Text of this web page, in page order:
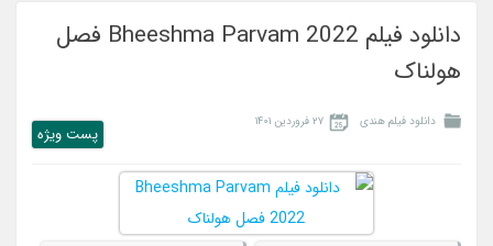
دانلود فیلم Bheeshma Parvam 2022 فصل
هولناک
دانلود فیلم هندی ۲۷ فروردین ۱۴۰۱
پست ويژه